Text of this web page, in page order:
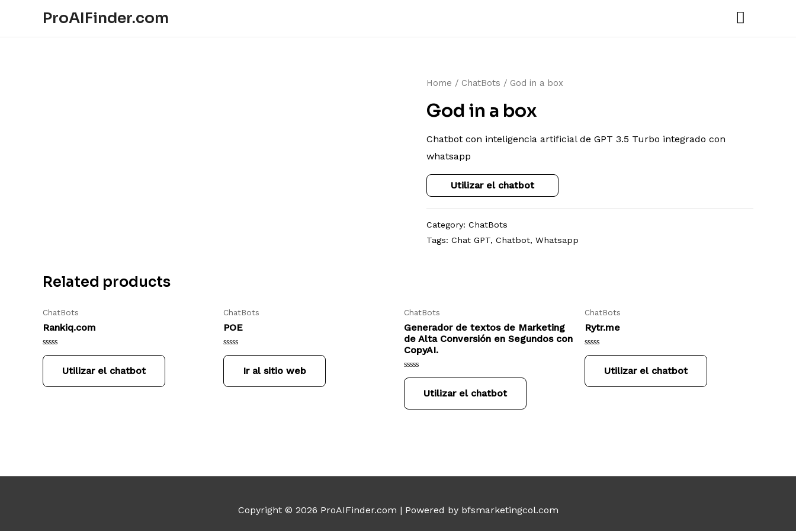
ProAIFinder.com
Main
Home / ChatBots / God in a box
God in a box
Chatbot con inteligencia artificial de GPT 3.5 Turbo integrado con
whatsapp
Utilizar el chatbot
Category: ChatBots
Tags: Chat GPT, Chatbot, Whatsapp
Related products
ChatBots
Rankiq.com
Rated
0
5
Utilizar el chatbot
ChatBots
POE
Rated
0
5
Ir al sitio web
ChatBots
Generador de textos de Marketing
de Alta Conversión en Segundos con
CopyAI.
Rated
0
5
Utilizar el chatbot
ChatBots
Rytr.me
Rated
0
5
Utilizar el chatbot
Copyright © 2026 ProAIFinder.com | Powered by bfsmarketingcol.com